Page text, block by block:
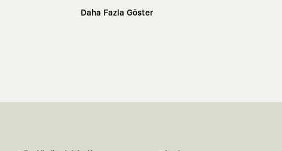
Daha Fazla Göster